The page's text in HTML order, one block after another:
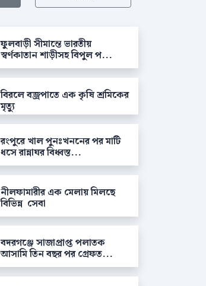
ফুলবাড়ী সীমান্তে ভারতীয়
স্বর্ণকাতান শাড়ীসহ বিপুল প...
বিরলে বজ্রপাতে এক কৃষি শ্রমিকের
মৃত্যু
রংপুরে খাল পুনঃখননের পর মাটি
ধসে রান্নাঘর বিধ্বস্ত...
নীলফামারীর এক মেলায় মিলছে
বিভিন্ন সেবা
বদরগঞ্জে সাজাপ্রাপ্ত পলাতক
আসামি তিন বছর পর গ্রেফত...